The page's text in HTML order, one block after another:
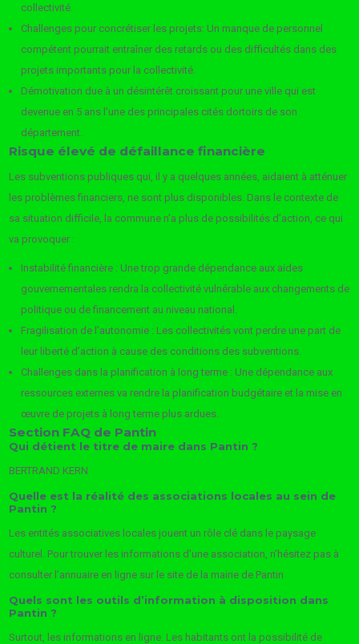
collectivité.
Challenges pour concrétiser les projets: Un manque de personnel
compétent pourrait entraîner des retards ou des difficultés dans des
projets importants pour la collectivité.
Démotivation due à un désintérêt croissant pour une ville qui est
devenue en 5 ans l’une des principales cités dortoirs de son
département.
Risque élevé de défaillance financière
Les subventions publiques qui, il y a quelques années, aidaient à atténuer
les problèmes financiers, ne sont plus disponibles. Dans le contexte de
sa situation difficile, la commune n’a plus de possibilités d’action, ce qui
va provoquer :
Instabilité financière : Une trop grande dépendance aux aides
gouvernementales rendra la collectivité vulnérable aux changements de
politique ou de financement au niveau national.
Fragilisation de l’autonomie : Les collectivités vont perdre une part de
leur liberté d’action à cause des conditions des subventions.
Challenges dans la planification à long terme : Une dépendance aux
ressources externes va rendre la planification budgétaire et la mise en
œuvre de projets à long terme plus ardues.
Section FAQ de Pantin
Qui détient le titre de maire dans Pantin ?
BERTRAND KERN
Quelle est la réalité des associations locales au sein de
Pantin ?
Les entités associatives locales jouent un rôle clé dans le paysage
culturel. Pour trouver les informations d’une association, n’hésitez pas à
consulter l’annuaire en ligne sur le site de la mairie de Pantin
Quels sont les outils d’information à disposition dans
Pantin ?
Surtout, les informations en ligne. Les habitants ont la possibilité de